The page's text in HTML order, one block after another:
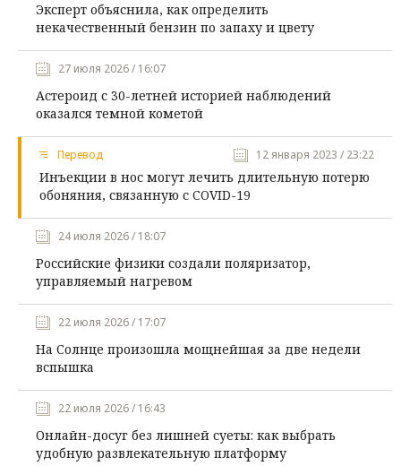
Эксперт объяснила, как определить
некачественный бензин по запаху и цвету
27 июля 2026 / 16:07
Астероид с 30-летней историей наблюдений
оказался темной кометой
Перевод 12 января 2023 / 23:22
Инъекции в нос могут лечить длительную потерю
обоняния, связанную с COVID-19
24 июля 2026 / 18:07
Российские физики создали поляризатор,
управляемый нагревом
22 июля 2026 / 17:07
На Солнце произошла мощнейшая за две недели
вспышка
22 июля 2026 / 16:43
Онлайн-досуг без лишней суеты: как выбрать
удобную развлекательную платформу